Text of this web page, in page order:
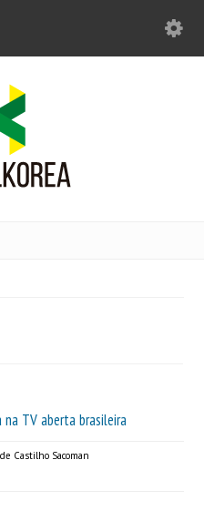
na TV aberta brasileira
Castilho Sacoman